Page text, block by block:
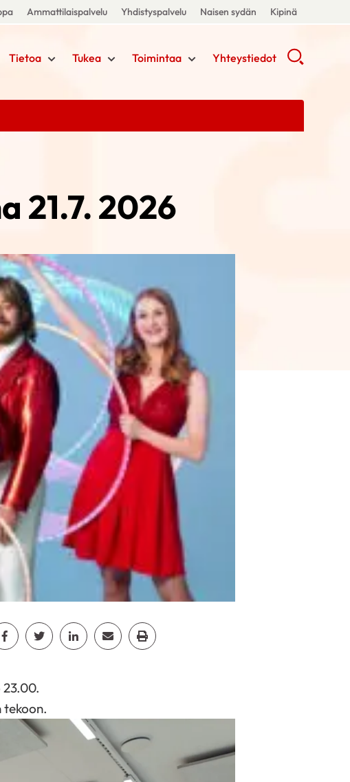
Ammattilaispalvelu Yhdistyspalvelu Naisen sydän Kipinä
Tietoa Tukea Toimintaa Yhteystiedot
21.7. 2026
Jaa Facebook
Jaa TwitterJaa LinkedinJaa EmailJaa Print
tekoon.